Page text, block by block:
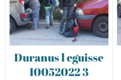
Duranus l eguisse
10052022 3